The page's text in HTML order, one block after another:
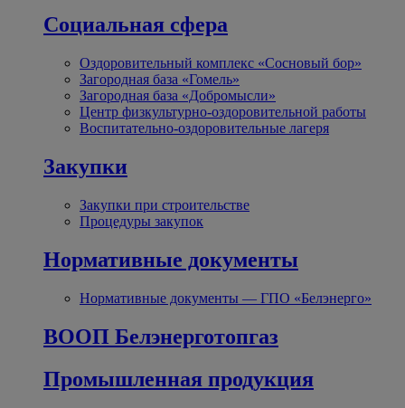
Социальная сфера
Оздоровительный комплекс «Сосновый бор»
Загородная база «Гомель»
Загородная база «Добромысли»
Центр физкультурно-оздоровительной работы
Воспитательно-оздоровительные лагеря
Закупки
Закупки при строительстве
Процедуры закупок
Нормативные документы
Нормативные документы — ГПО «Белэнерго»
ВООП Белэнерготопгаз
Промышленная продукция